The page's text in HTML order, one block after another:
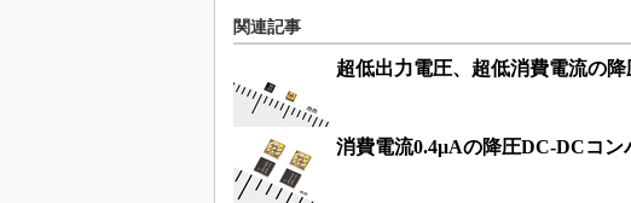
関連記事
超低出力電圧、超低消費電流の
消費電流0.4μAの降圧DC-DCコン